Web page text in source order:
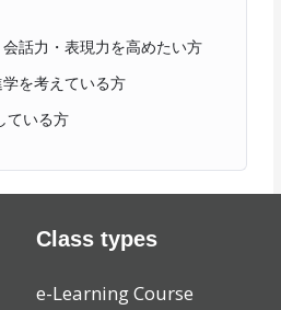
話力・表現力を高めたい方
を考えている方
ている方
Class types
e-Learning Course